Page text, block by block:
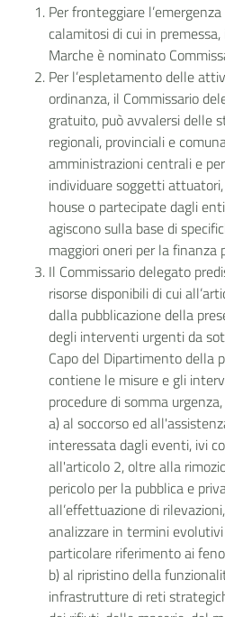
Per fronteggiare
calamitosi di cui in
Marche è nominato
Per l’espletamento delle
ordinanza, il Commissario
gratuito, può avvalersi delle
regionali, provinciali e
amministrazioni centrali e
individuare soggetti
house o partecipate dagli
agiscono sulla base di
maggiori oneri per la finanza
Il Commissario delegato
risorse disponibili di cui
dalla pubblicazione della
degli interventi urgenti da
Capo del Dipartimento della
contiene le misure e gli
procedure di somma
a) al soccorso ed
interessata dagli eventi, ivi
all'articolo 2, oltre alla
pericolo per la pubblica e
all’effettuazione di
analizzare in termini
particolare riferimento ai
b) al ripristino della
infrastrutture di reti